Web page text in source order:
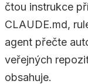
čtou instrukce
CLAUDE.md,
agent přečte
veřejných
obsahuje.